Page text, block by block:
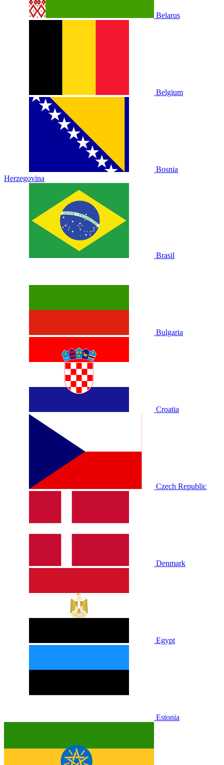
Belarus
Belgium
Bosnia
Herzegovina
Brasil
Bulgaria
Croatia
Czech Republic
Denmark
Egypt
Estonia